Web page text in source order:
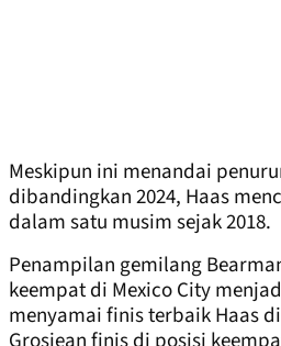
Meskipun ini menandai
dibandingkan 2024, Haas
dalam satu musim sejak 2018.
Penampilan gemilang
keempat di Mexico City
menyamai finis terbaik Haas